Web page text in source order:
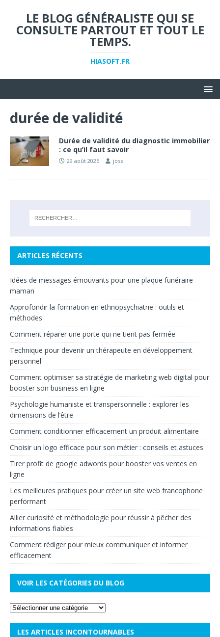
LE BLOG GÉNÉRALISTE QUI SE
CONSULTE PARTOUT ET TOUT LE
TEMPS.
HIASOFT.FR
durée de validité
Durée de validité du diagnostic immobilier
: ce qu’il faut savoir
29 août 2025 jose
ARTICLES RÉCENTS
Idées de messages émouvants pour une plaque funéraire
maman
Approfondir la formation en ethnopsychiatrie : outils et
méthodes
Comment réparer une porte qui ne tient pas fermée
Technique pour devenir un thérapeute en développement
personnel
Comment optimiser sa stratégie de marketing web digital pour
booster son business en ligne
Psychologie humaniste et transpersonnelle : explorer les
dimensions de l’être
Comment conditionner efficacement un produit alimentaire
Choisir un logo efficace pour son métier : conseils et astuces
Tirer profit de google adwords pour booster vos ventes en
ligne
Les meilleures pratiques pour créer un site web francophone
performant
Allier curiosité et méthodologie pour réussir à pêcher des
informations fiables
Comment rédiger pour mieux communiquer et informer
efficacement
VOIR LES CATÉGORIES DU BLOG
LES ARTICLES INCONTOURNABLES